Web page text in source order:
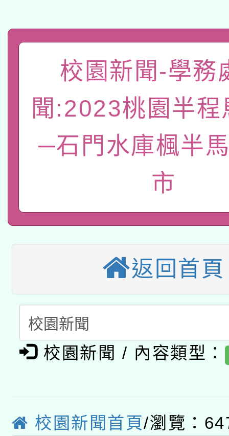
礎課程
A3數位素養講師名單
「數位內容與教學軟
pilot」
有關大陸委員會函釋公
薪期間赴陸應申請許可
轉知經濟部水利署委託
業技術研究院辦理「
115年8月22日(星期六
桃園市孔廟祈福系列
2026年桃園地景藝術
本校115學年度第2次
招甄選結果公告(無人
招)
適應運動共學行動站研
暨閱讀推動專業研習
科技賦能─人工智慧
礎課程
「數位內容與教學軟體
pilot」
有關大陸委員會函釋公
薪期間赴陸應申請許可
轉知經濟部水利署委託
用水績優單位及節水達
桃園市孔廟祈福系列
2026年桃園地景藝術
校園新聞-學務
聞:2023桃園半程
─石門水庫楓半
市
返回首頁
校園新聞 / 內容類型：
校園新聞首頁/瀏覽：